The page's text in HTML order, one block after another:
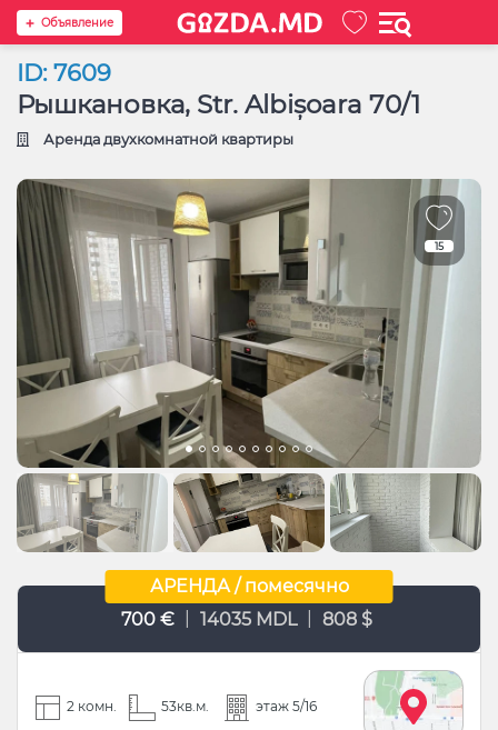
Oбъявление
ID: 7609
Рышкановка, Str. Albișoara 70/1
Аренда двухкомнатной квартиры
15
АРЕНДА / помесячно
700 €
14035 MDL 808 $
2 комн. 53кв.м. этаж 5/16